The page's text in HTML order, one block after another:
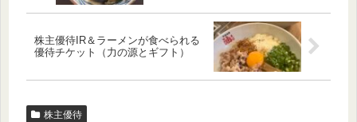
株主優待IR＆ラーメンが食べられる
優待チケット（力の源とギフト）
株主優待